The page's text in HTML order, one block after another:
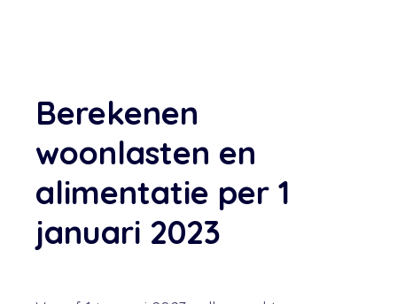
Berekenen
woonlasten en
alimentatie per 1
januari 2023